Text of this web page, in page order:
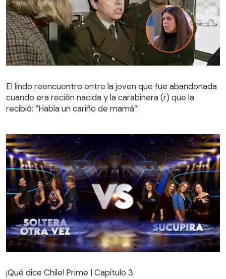
cuando era recién nacida y la carabinera (r) que la
recibió: “Había un cariño de mamá”:
El lindo reencuentro entre la joven que fue abandonada
cuando era recién nacida y la carabinera (r) que la
recibió: “Había un cariño de mamá”:
¡Qué dice Chile! Prime | Capítulo 3